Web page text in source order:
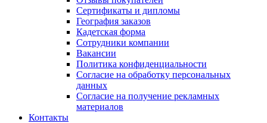
Сертификаты и дипломы
География заказов
Кадетская форма
Сотрудники компании
Вакансии
Политика конфиденциальности
Согласие на обработку персональных
данных
Согласие на получение рекламных
материалов
Контакты